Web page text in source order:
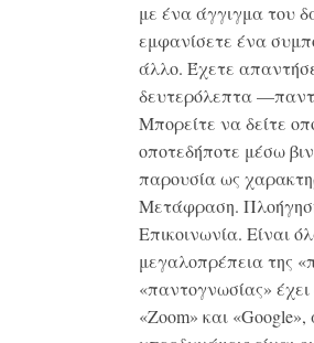
με ένα άγγιγμα του
εμφανίσετε ένα
άλλο. Έχετε
δευτερόλεπτα
Μπορείτε να δείτε
οποτεδήποτε μέσω
παρουσία ως
Μετάφραση.
Επικοινωνία. Είναι
μεγαλοπρέπεια της
«παντογνωσίας»
«Zoom» και